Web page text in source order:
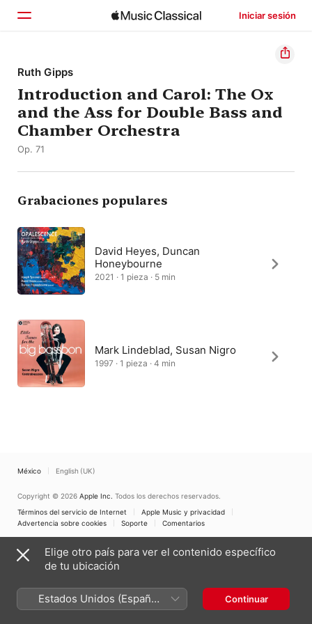
Iniciar sesión
Inicio
Explorar
Buscar
Ruth Gipps
Introduction and Carol: The Ox
and the Ass for Double Bass and
Chamber Orchestra
Op. 71
Grabaciones populares
David Heyes, Duncan
Honeybourne
2021 · 1 pieza · 5 min
Mark Lindeblad, Susan Nigro
1997 · 1 pieza · 4 min
México English (UK)
Copyright © 2026 Apple Inc. Todos los derechos reservados.
Términos del servicio de Internet
Apple Music y privacidad
Advertencia sobre cookies
Soporte Comentarios
Elige otro país para ver el contenido específico
de tu ubicación
Estados Unidos (Español
México)
Continuar